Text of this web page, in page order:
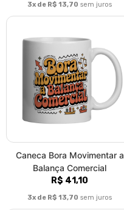
3x de R$ 13,70 sem juros
Caneca Bora Movimentar a
Balança Comercial
R$ 41,10
3x de R$ 13,70 sem juros